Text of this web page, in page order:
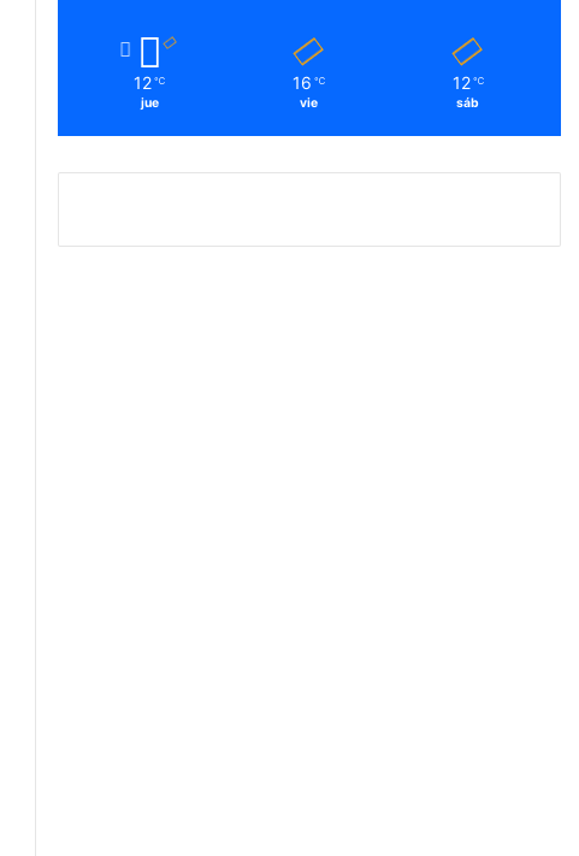
12 ℃
jue
16 ℃
vie
12 ℃
sáb